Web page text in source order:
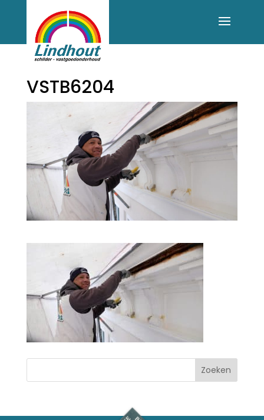
VSTB6204
Zoeken